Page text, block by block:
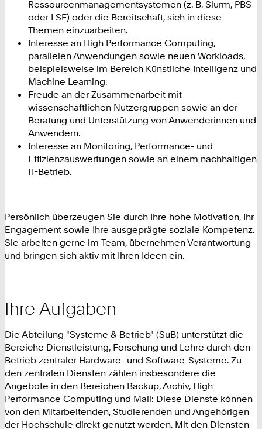
Ressourcenmanagementsystemen (z. B. Slurm, PBS
oder LSF) oder die Bereitschaft, sich in diese
Themen einzuarbeiten.
Interesse an High Performance Computing,
parallelen Anwendungen sowie neuen Workloads,
beispielsweise im Bereich Künstliche Intelligenz und
Machine Learning.
Freude an der Zusammenarbeit mit
wissenschaftlichen Nutzergruppen sowie an der
Beratung und Unterstützung von Anwenderinnen und
Anwendern.
Interesse an Monitoring, Performance- und
Effizienzauswertungen sowie an einem nachhaltigen
IT-Betrieb.
Persönlich überzeugen Sie durch Ihre hohe Motivation, Ihr
Engagement sowie Ihre ausgeprägte soziale Kompetenz.
Sie arbeiten gerne im Team, übernehmen Verantwortung
und bringen sich aktiv mit Ihren Ideen ein.
Ihre Aufgaben
Die Abteilung "Systeme & Betrieb" (SuB) unterstützt die
Bereiche Dienstleistung, Forschung und Lehre durch den
Betrieb zentraler Hardware- und Software-Systeme. Zu
den zentralen Diensten zählen insbesondere die
Angebote in den Bereichen Backup, Archiv, High
Performance Computing und Mail: Diese Dienste können
von den Mitarbeitenden, Studierenden und Angehörigen
der Hochschule direkt genutzt werden. Mit den Diensten